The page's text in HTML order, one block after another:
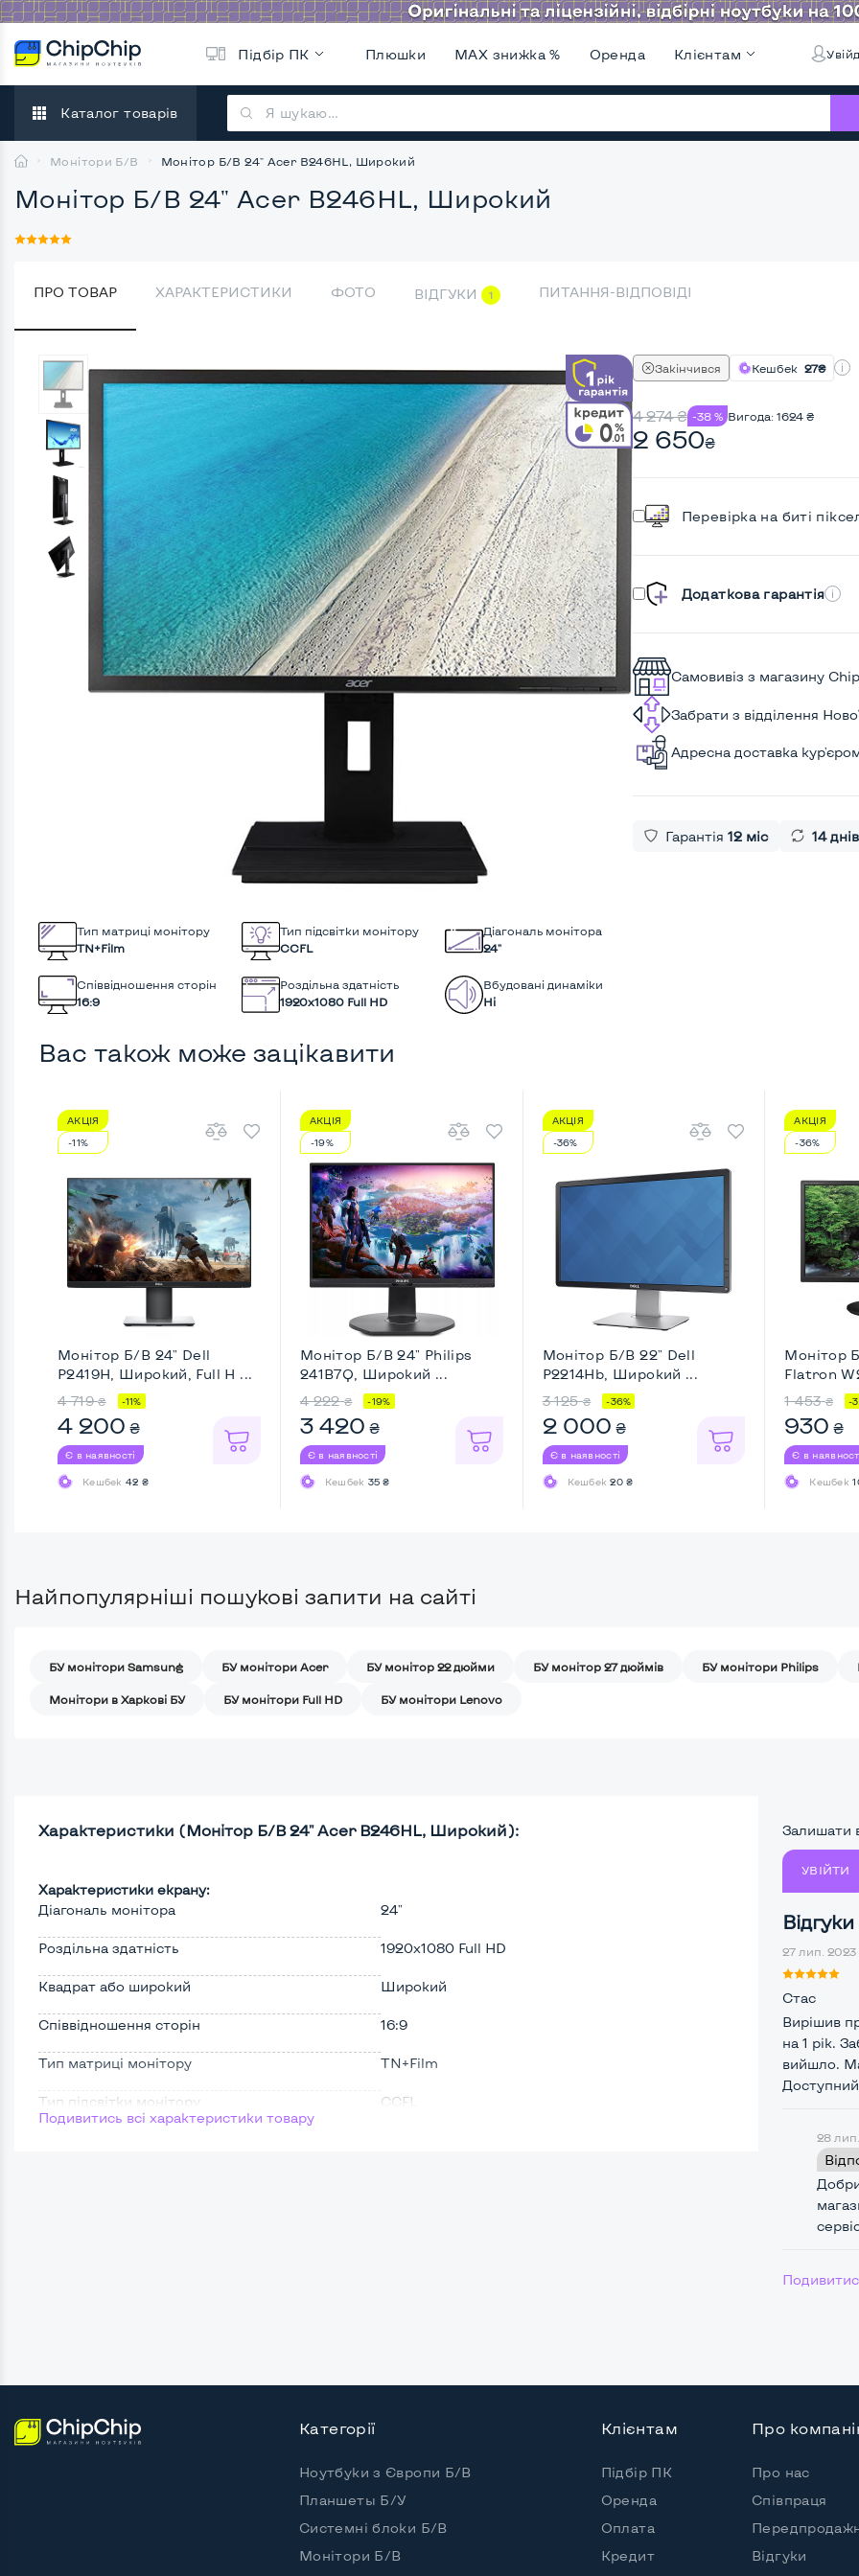
Підбір ПК Плюшки MAX знижка % Оренда Клієнтам
Каталог товарів
Монітори Б/В Монітор Б/В 24" Acer B246HL, Широкий
Монітор Б/В 24" Acer B246HL, Широкий
ПРО ТОВАР ХАРАКТЕРИСТИКИ ФОТО ВІДГУКИ 1 ПИТАННЯ-ВІДПОВІДІ
Тип матриці монітору
TN+Film
Тип підсвітки монітору
CCFL
Діагональ монітора
24"
Співвідношення сторін
16:9
Роздільна здатність
1920x1080 Full HD
Вбудовані динаміки
Ні
Закінчився Кешбек 27₴
4 274₴ -38 % Вигода: 1624₴
2 650₴
Перевірка на биті
Додаткова гарантія
Самовивіз з магазину
Забрати з відділення
Адресна доставка
Гарантія 12 міс 14 днів
Вас також може зацікавити
АКЦІЯ
-11%
Монітор Б/В 24" Dell
P2419H, Широкий, Full H ...
4 719 ₴ -11%
4 200 ₴
Є в наявності
Кешбек 42 ₴
АКЦІЯ
-19%
Монітор Б/В 24" Philips
241B7Q, Широкий ...
4 222 ₴ -19%
3 420 ₴
Є в наявності
Кешбек 35 ₴
АКЦІЯ
-36%
Монітор Б/В 22" Dell
P2214Hb, Широкий ...
3 125 ₴ -36%
2 000 ₴
Є в наявності
Кешбек20 ₴
АКЦІЯ
-36%
Монітор
Flatron
...
1 453 ₴ -
930 ₴
Є в
Кешбек
Найпопулярніші пошукові запити на сайті
БУ монітори Samsung БУ монітори Acer БУ монітор 22 дюйми БУ монітор 27 дюймів БУ монітори Philips
Монітори в Харкові БУ БУ монітори Full HD БУ монітори Lenovo
Характеристики (Монітор Б/В 24" Acer B246HL, Широкий):
Характеристики екрану:
Діагональ монітора
24"
Роздільна здатність 1920x1080 Full HD
Квадрат або широкий Широкий
Співвідношення сторін 16:9
Тип матриці монітору TN+Film
Тип підсвітки монітору CCFL
Інтерфейс підключення Display port
Можливість виводу USB-роз'ємів на монітор Так, 2 шт.
Подивитись всі характеристики товару
Залишати
УВІЙТИ
27 лип. 2023
Стас
Вирішив
на 1 рік.
вийшло.
Доступний
28
Категорії
Ноутбуки з Європи Б/В
Планшеты Б/У
Системні блоки Б/В
Монітори Б/В
Клієнтам
Підбір ПК
Оренда
Оплата
Кредит
Про
Про нас
Співпраця
Відгуки